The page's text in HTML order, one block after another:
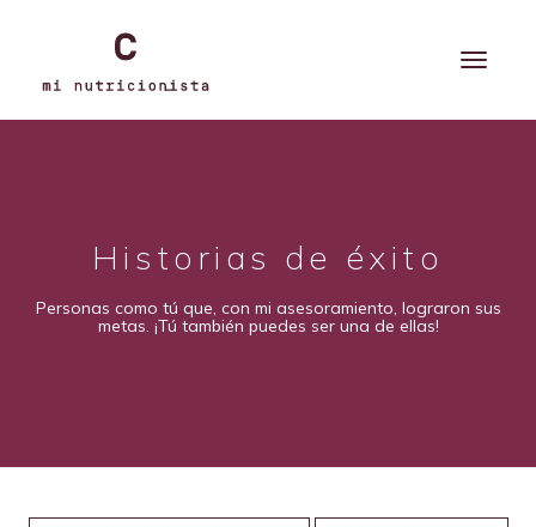
Historias de éxito
Personas como tú que, con mi asesoramiento, lograron sus
metas. ¡Tú también puedes ser una de ellas!